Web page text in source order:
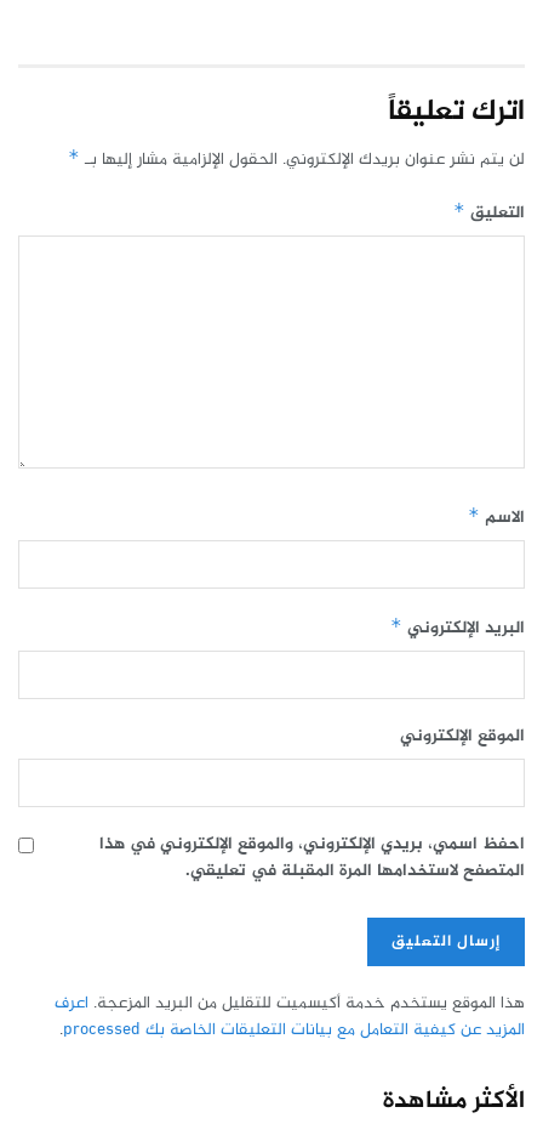
اترك تعليقاً
لن يتم نشر عنوان بريدك الإلكتروني. الحقول الإلزامية مشار إليها بـ *
التعليق *
الاسم *
البريد الإلكتروني *
الموقع الإلكتروني
احفظ اسمي، بريدي الإلكتروني، والموقع الإلكتروني في هذا
المتصفح لاستخدامها المرة المقبلة في تعليقي.
هذا الموقع يستخدم خدمة أكيسميت للتقليل من البريد المزعجة. اعرف
المزيد عن كيفية التعامل مع بيانات التعليقات الخاصة بك processed
.
الأكثر مشاهدة